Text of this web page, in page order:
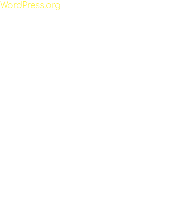
WordPress.org